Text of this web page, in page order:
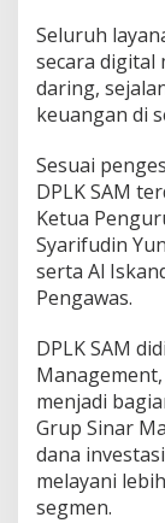
Seluruh
secara digital
daring,
keuangan di
Sesuai
DPLK SAM
Ketua
Syarifudin
serta Al
Pengawas.
DPLK SAM
menjadi
Grup Sinar
dana
melayani
segmen.